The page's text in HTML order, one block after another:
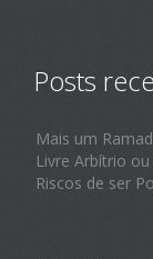
Posts
Mais um
Livre Arbítrio
Riscos de ser